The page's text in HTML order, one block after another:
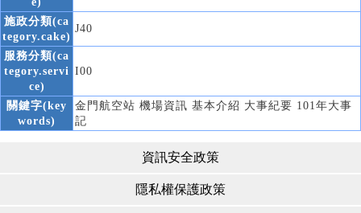
施政分類(ca
tegory.cake)
J40
服務分類(ca
tegory.servi
ce)
I00
關鍵字(key
words)
金門航空站 機場資訊 基本介紹 大事紀要 101年大事
記
資訊安全政策
隱私權保護政策